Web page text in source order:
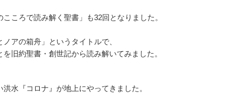
ころで読み解く聖書」も32回となりました。
アの箱舟」というタイトルで、
旧約聖書・創世記から読み解いてみました。
水『コロナ』が地上にやってきました。